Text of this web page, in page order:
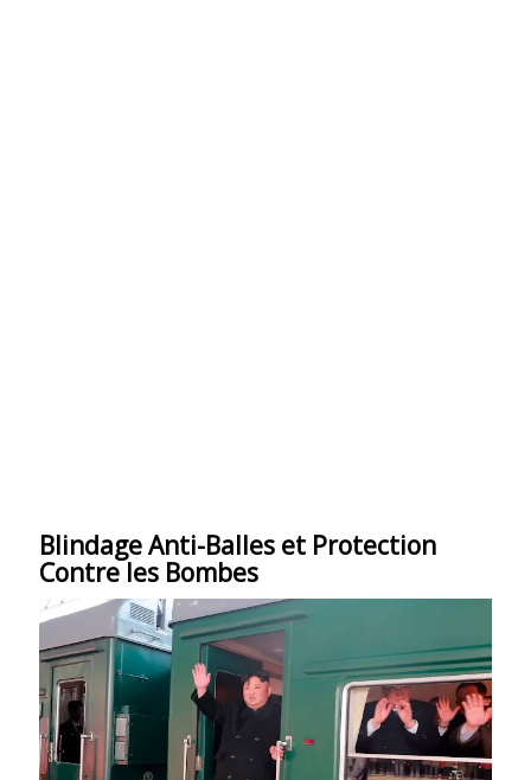
Blindage Anti-Balles et Protection
Contre les Bombes